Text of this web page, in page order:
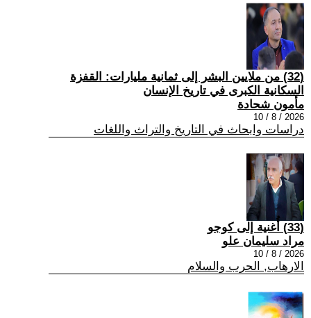
(32) من ملايين البشر إلى ثمانية مليارات: القفزة
السكانية الكبرى في تاريخ الإنسان
مأمون شحادة
2026 / 8 / 10
دراسات وابحاث في التاريخ والتراث واللغات
(33) أُغنية إلى كوجو
مراد سليمان علو
2026 / 8 / 10
الارهاب, الحرب والسلام